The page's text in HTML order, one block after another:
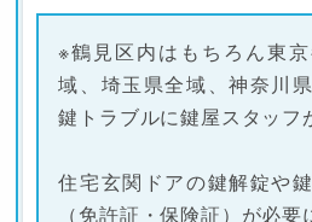
※鶴見区内はもちろん東
域、埼玉県全域、神奈川
鍵トラブルに鍵屋スタッフ
住宅玄関ドアの鍵解錠や
（免許証・保険証）が必要